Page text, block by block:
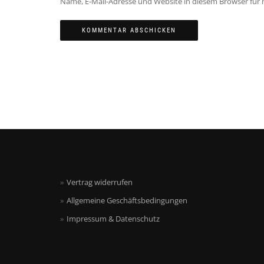
Vertrag widerrufen
Allgemeine Geschäftsbedingungen
Impressum & Datenschutz